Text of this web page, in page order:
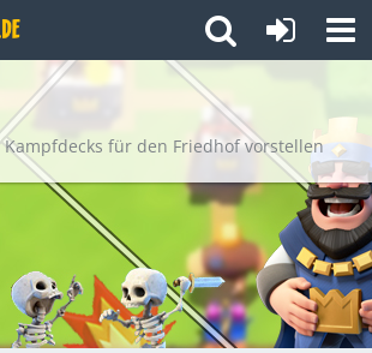
für den Friedhof vorstellen